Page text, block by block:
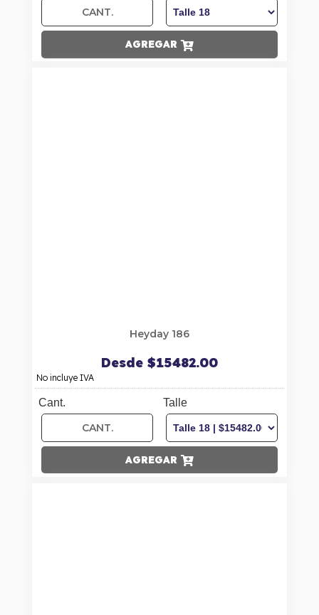
AGREGAR
Heyday 186
Desde $15482.00
No incluye IVA
Cant. Talle
AGREGAR